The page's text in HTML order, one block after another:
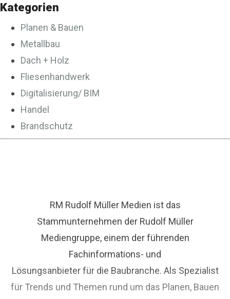
Kategorien
Planen & Bauen
Metallbau
Dach + Holz
Fliesenhandwerk
Digitalisierung/ BIM
Handel
Brandschutz
RM Rudolf Müller Medien ist das
Stammunternehmen der Rudolf Müller
Mediengruppe, einem der führenden
Fachinformations- und
Lösungsanbieter für die Baubranche. Als Spezialist
für Trends und Themen rund um das Planen, Bauen